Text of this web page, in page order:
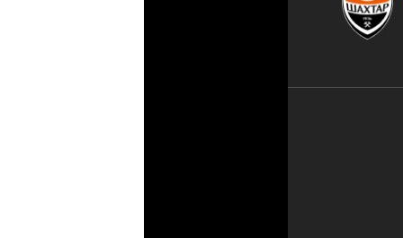
14 UK (49.5